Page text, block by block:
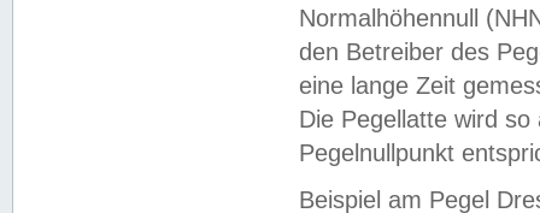
Normalhöhennull
den Betreiber des
eine lange Zeit
Die Pegellatte wird
Pegelnullpunkt
Beispiel am Pegel